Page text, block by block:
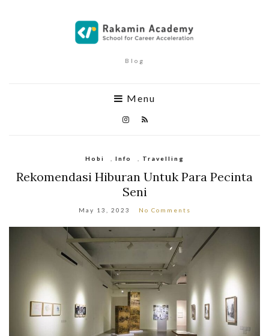
Blog
Menu
Hobi Info Travelling
Rekomendasi Hiburan Untuk Para Pecinta
Seni
May 13, 2023 No Comments